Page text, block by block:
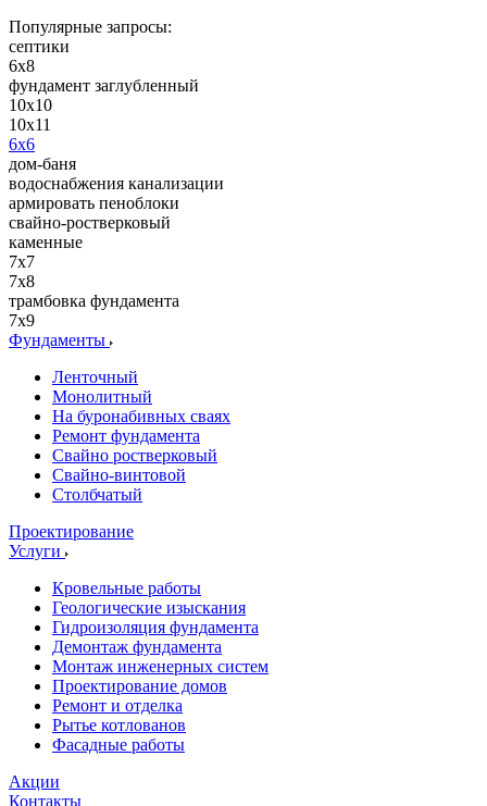
Популярные запросы:
септики
6x8
фундамент заглубленный
10х10
10х11
6x6
дом-баня
водоснабжения канализации
армировать пеноблоки
свайно-ростверковый
каменные
7x7
7x8
трамбовка фундамента
7x9
Фундаменты
Ленточный
Монолитный
На буронабивных сваях
Ремонт фундамента
Свайно ростверковый
Свайно-винтовой
Столбчатый
Проектирование
Услуги
Кровельные работы
Геологические изыскания
Гидроизоляция фундамента
Демонтаж фундамента
Монтаж инженерных систем
Проектирование домов
Ремонт и отделка
Рытье котлованов
Фасадные работы
Акции
Контакты